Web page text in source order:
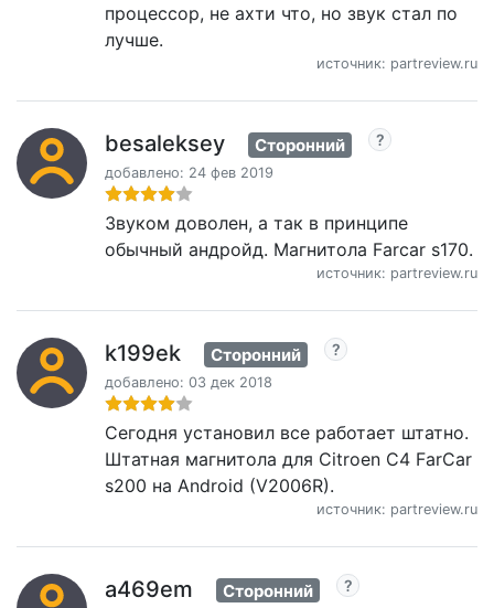
процессор, не ахти что, но звук стал по
лучше.
источник: partreview.ru
besaleksey Сторонний
добавлено: 24 фев 2019
Звуком доволен, а так в принципе
обычный андройд. Магнитола Farcar s170.
источник: partreview.ru
k199ek Сторонний
добавлено: 03 дек 2018
Сегодня установил все работает штатно.
Штатная магнитола для Citroen C4 FarCar
s200 на Android (V2006R).
источник: partreview.ru
a469em Сторонний